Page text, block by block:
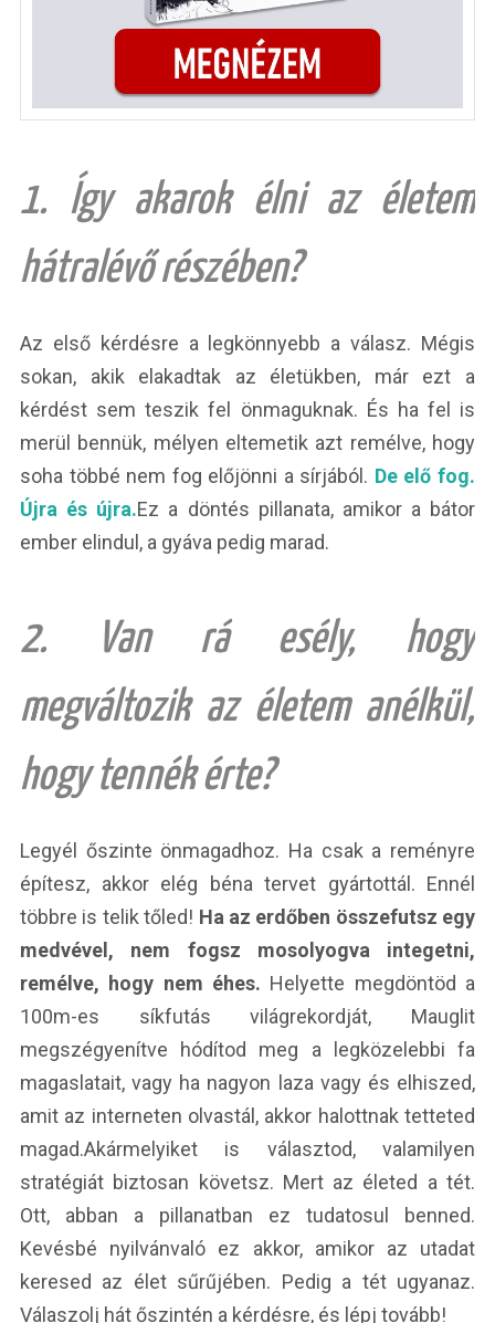
1. Így akarok élni az életem
hátralévő részében?
Az első kérdésre a legkönnyebb a válasz. Mégis
sokan, akik elakadtak az életükben, már ezt a
kérdést sem teszik fel önmaguknak. És ha fel is
merül bennük, mélyen eltemetik azt remélve, hogy
soha többé nem fog előjönni a sírjából. De elő fog.
Újra és újra.Ez a döntés pillanata, amikor a bátor
ember elindul, a gyáva pedig marad.
2. Van rá esély, hogy
megváltozik az életem anélkül,
hogy tennék érte?
Legyél őszinte önmagadhoz. Ha csak a reményre
építesz, akkor elég béna tervet gyártottál. Ennél
többre is telik tőled! Ha az erdőben összefutsz egy
medvével, nem fogsz mosolyogva integetni,
remélve, hogy nem éhes. Helyette megdöntöd a
100m-es síkfutás világrekordját, Mauglit
megszégyenítve hódítod meg a legközelebbi fa
magaslatait, vagy ha nagyon laza vagy és elhiszed,
amit az interneten olvastál, akkor halottnak tetteted
magad.Akármelyiket is választod, valamilyen
stratégiát biztosan követsz. Mert az életed a tét.
Ott, abban a pillanatban ez tudatosul benned.
Kevésbé nyilvánvaló ez akkor, amikor az utadat
keresed az élet sűrűjében. Pedig a tét ugyanaz.
Válaszolj hát őszintén a kérdésre, és lépj tovább!